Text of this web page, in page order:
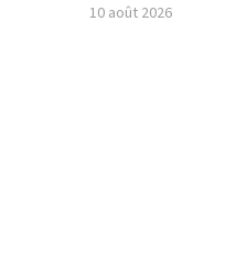
10 août 2026